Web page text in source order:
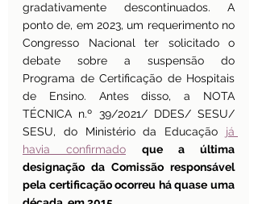
gradativamente descontinuados. A
ponto de, em 2023, um requerimento no
Congresso Nacional ter solicitado o
debate sobre a suspensão do
Programa de Certificação de Hospitais
de Ensino. Antes disso, a NOTA
TÉCNICA n.º 39/2021/ DDES/ SESU/
SESU, do Ministério da Educação já
havia confirmado
que a última
designação da Comissão responsável
pela certificação ocorreu há quase uma